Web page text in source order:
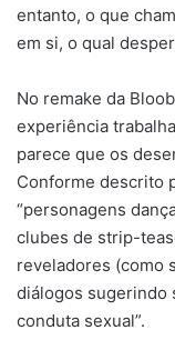
entanto, o que
em si, o qual
No remake da
experiência
parece que os
Conforme descrito
“personagens
clubes de strip-
reveladores (como
diálogos sugerindo
conduta sexual”.